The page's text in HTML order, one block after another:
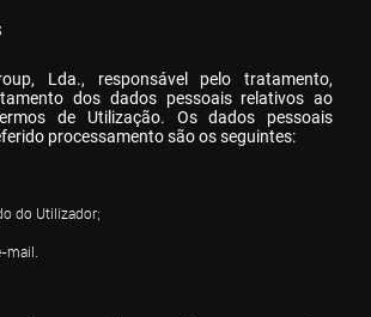
Lda., responsável pelo tratamento,
dos dados pessoais relativos ao
de Utilização. Os dados pessoais
processamento são os seguintes:
do Utilizador;
mail.